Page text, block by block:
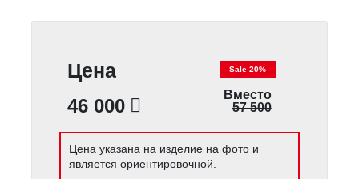
Цена
46 000
Sale 20%
Вместо
57 500
Цена указана на изделие на фото и
является ориентировочной.